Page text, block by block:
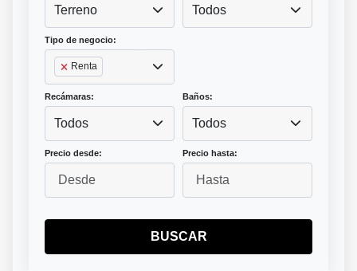
Terreno Todos
Tipo de negocio:
Renta
Recámaras:
Todos
Baños:
Todos
Precio desde: Precio hasta:
BUSCAR